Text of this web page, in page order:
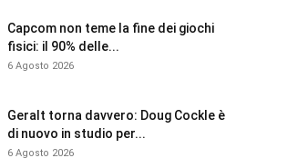
Capcom non teme la fine dei giochi
fisici: il 90% delle...
6 Agosto 2026
Geralt torna davvero: Doug Cockle è
di nuovo in studio per...
6 Agosto 2026